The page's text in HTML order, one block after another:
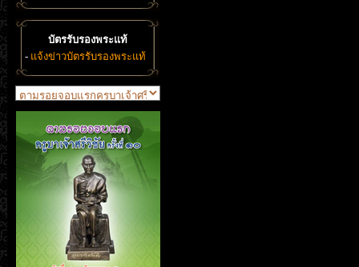
บัตรรับรองพระแท้
- แจ้งข่าวบัตรรับรองพระแท้